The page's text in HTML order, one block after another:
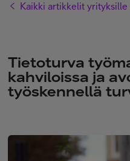
IT-palvelut
Asiakastuki
Kaikki artikkelit yrityksille
Tietoturva
kahviloissa ja
työskennellä